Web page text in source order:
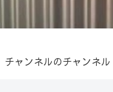
チャンネルのチャンネル